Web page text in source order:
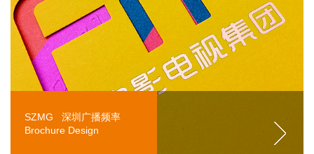
SZMG 深圳广播频率
Brochure Design